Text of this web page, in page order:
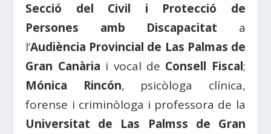
Secció del Civil i Protecció de
Persones amb Discapacitat a
l’Audiència Provincial de Las Palmas de
Gran Canària i vocal de Consell Fiscal;
Mónica Rincón, psicòloga clínica,
forense i criminòloga i professora de la
Universitat de Las Palmss de Gran